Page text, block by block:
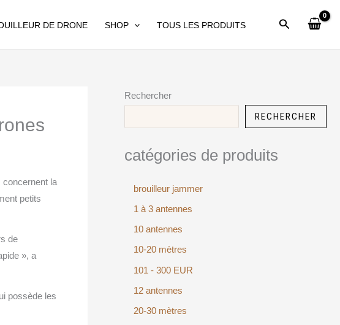
DE DRONE SHOP TOUS LES PRODUITS
concernent la
petits
de
», a
possède les
Rechercher
RECHERCHER
catégories de produits
brouilleur jammer
1 à 3 antennes
10 antennes
10-20 mètres
101 - 300 EUR
12 antennes
20-30 mètres